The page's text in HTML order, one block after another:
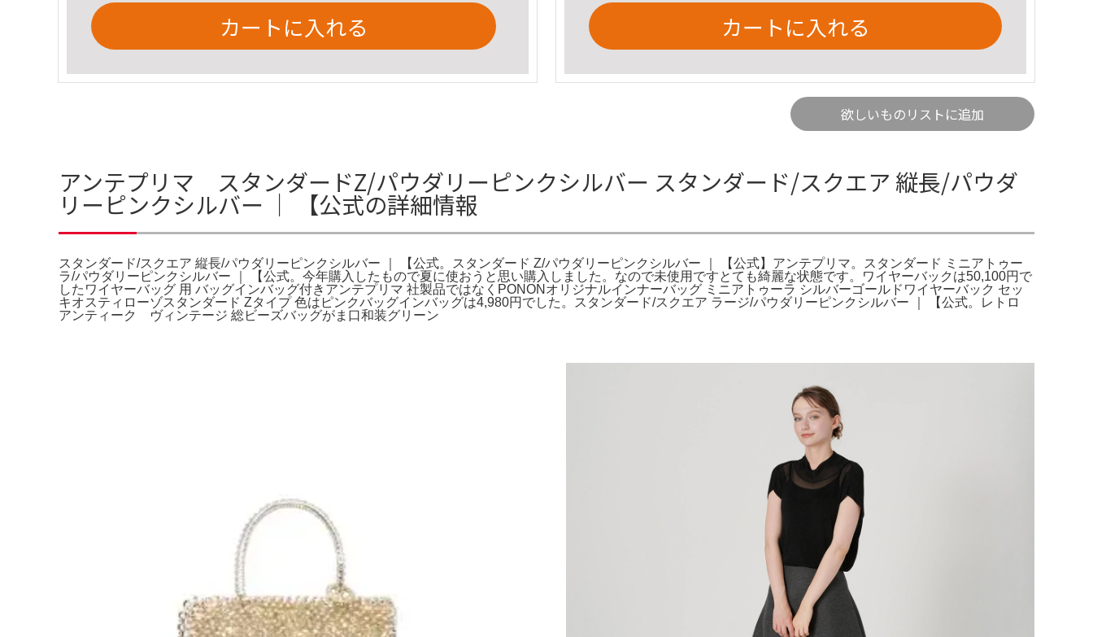
カートに入れる カートに入れる
欲しいものリストに追加
アンテプリマ スタンダードZ/パウダリーピンクシルバー スタンダード/スクエア 縦長/パウダ
リーピンクシルバー ｜ 【公式の詳細情報
スタンダード/スクエア 縦長/パウダリーピンクシルバー ｜ 【公式。スタンダード Z/パウダリーピンクシルバー ｜ 【公式】アンテプリマ。スタンダード ミニアトゥー
ラ/パウダリーピンクシルバー ｜ 【公式。今年購入したもので夏に使おうと思い購入しました。なので未使用ですとても綺麗な状態です。ワイヤーバックは50,100円で
したワイヤーバッグ 用 バッグインバッグ付きアンテプリマ 社製品ではなくPONONオリジナルインナーバッグ ミニアトゥーラ シルバーゴールドワイヤーバック セッ
キオスティローゾスタンダード Zタイプ 色はピンクバッグインバッグは4,980円でした。スタンダード/スクエア ラージ/パウダリーピンクシルバー ｜ 【公式。レトロ
アンティーク ヴィンテージ 総ビーズバッグがま口和装グリーン